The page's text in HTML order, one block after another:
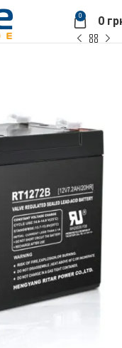
0 0